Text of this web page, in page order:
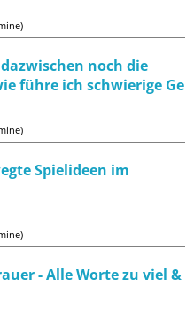
noch die
führe ich schwierige Ge
Spielideen im
- Alle Worte zu viel &